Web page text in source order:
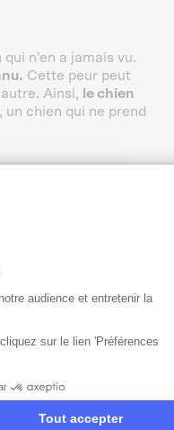
n’en a jamais vu.
Cette peur peut
Ainsi, le chien
un chien qui ne prend
voiture
par exemple, le fait
compagnie de son
chien ne pense qu’à
pleurs
audience et entretenir la
sur le lien 'Préférences
Tout accepter